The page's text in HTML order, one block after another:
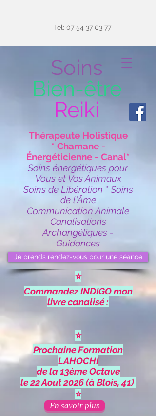
Soins
Bien-être
Reiki
Thérapeute Holistique
* Chamane -
Énergéticienne - Canal*
Soins énergétiques pour
Vous et Vos Animaux
Soins de Libération * Soins
de l'Âme
Communication Animale
Canalisations
Archangéliques -
Guidances
⭐
Commandez INDIGO mon
livre canalisé :
⭐
Prochaine Formation
LAHOCHI
de la 13ème Octave
le 22 Aout 2026 (à Blois, 41)
⭐
Tel: 07 54 37 03 77
Je prends rendez-vous pour une séance
En savoir plus